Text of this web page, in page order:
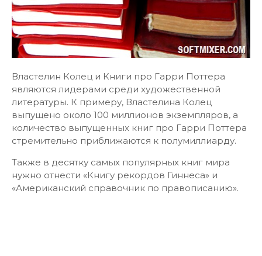
Властелин Колец и Книги про Гарри Поттера
являются лидерами среди художественной
литературы. К примеру, Властелина Колец
выпущено около 100 миллионов экземпляров, а
количество выпущенных книг про Гарри Поттера
стремительно приближаются к полумиллиарду.
Также в десятку самых популярных книг мира
нужно отнести «Книгу рекордов Гиннеса» и
«Американский справочник по правописанию».